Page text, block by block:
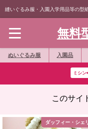
縫いぐるみ服・入園入学用品等の型
無料
ぬいぐるみ服 入園品
ミシン
このサイ
ダッフィー・シェ